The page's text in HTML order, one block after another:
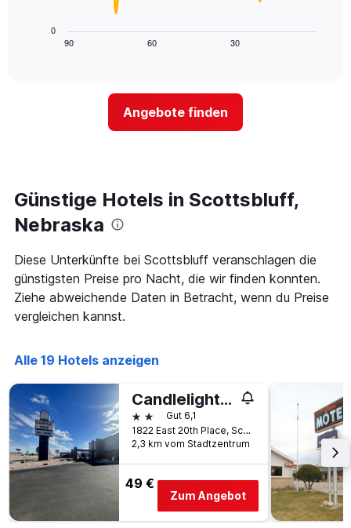
Wochentage
anzeigt.
Zimmerpreis
anzeigt.
Diagramm
näher
das
Aufenthaltsdatum
rückt.
Diagramm
hat
1
X-
Achse,
die
Anzahl
der
Tage
vor
dem
Aufenthalt
anzeigt
Das
1
90 60 30
0
Angebote finden
Günstige Hotels in Scottsbluff,
Nebraska
Diese Unterkünfte bei Scottsbluff veranschlagen die
günstigsten Preise pro Nacht, die wir finden konnten.
Ziehe abweichende Daten in Betracht, wenn du Preise
vergleichen kannst.
Alle 19 Hotels anzeigen
Candlelight Inn by Capital O Scottsbluff
2 SterneGut 6,1
1822 East 20th Place, Scottsbluff, NE, USA
2,3 km vom Stadtzentrum
49 €
Zum Angebot